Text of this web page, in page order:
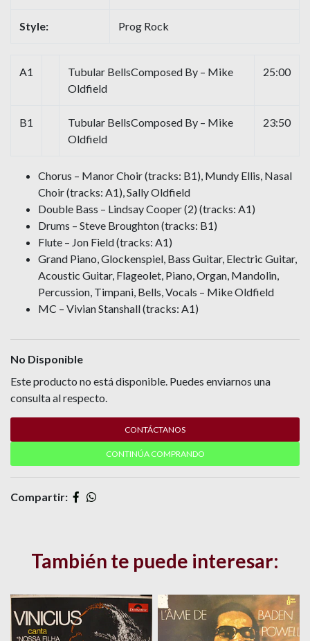
Style: Prog Rock
A1
Tubular BellsComposed By – Mike
Oldfield
25:00
B1
Tubular BellsComposed By – Mike
Oldfield
23:50
Chorus – Manor Choir (tracks: B1), Mundy Ellis, Nasal
Choir (tracks: A1), Sally Oldfield
Double Bass – Lindsay Cooper (2) (tracks: A1)
Drums – Steve Broughton (tracks: B1)
Flute – Jon Field (tracks: A1)
Grand Piano, Glockenspiel, Bass Guitar, Electric Guitar,
Acoustic Guitar, Flageolet, Piano, Organ, Mandolin,
Percussion, Timpani, Bells, Vocals – Mike Oldfield
MC – Vivian Stanshall (tracks: A1)
No Disponible
Este producto no está disponible. Puedes enviarnos una
consulta al respecto.
CONTÁCTANOS
CONTINÚA COMPRANDO
Compartir:
También te puede interesar: